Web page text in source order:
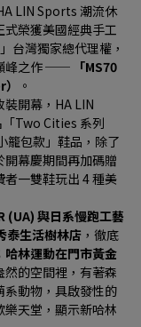
LIN Sports 潮流休
榮獲美國經典手工
台灣獨家總代理權，
峰之作 ── 「MS70
。
開幕，HA LIN
Two Cities 系列
籠包款」鞋品，除了
幕慶期間再加碼贈
者一雙鞋玩出 4 種美
(UA) 與日系慢跑工藝
泰生活樹林店 ，徹底
哈林運動在門市黃金
然的空間裡，有著森
動物，具啟發性的
天堂，顯示新哈林